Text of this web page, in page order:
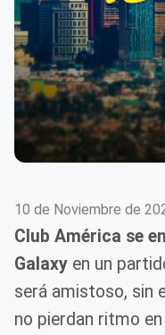
10 de Noviembre de
Club América se
Galaxy en un
será amistoso, sin
no pierdan ritmo